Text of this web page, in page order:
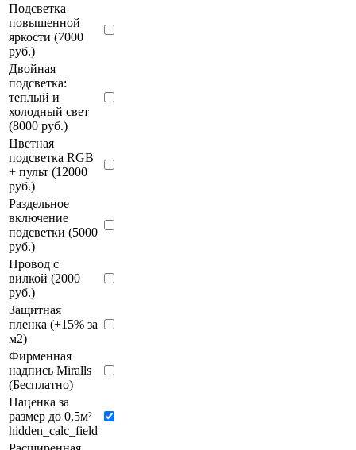
Подсветка
повышенной
яркости (7000
руб.)
Двойная
подсветка:
теплый и
холодный свет
(8000 руб.)
Цветная
подсветка RGB
+ пульт (12000
руб.)
Раздельное
включение
подсветки (5000
руб.)
Провод с
вилкой (2000
руб.)
Защитная
пленка (+15% за
м2)
Фирменная
надпись Miralls
(Бесплатно)
Наценка за
размер до 0,5м²
hidden_calc_field